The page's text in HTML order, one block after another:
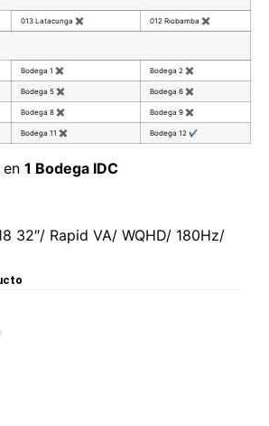
013 Latacunga ✖ 012 Riobamba ✖
Bodega 1 ✖ Bodega 2 ✖
Bodega 5 ✖ Bodega 6 ✖
Bodega 8 ✖ Bodega 9 ✖
Bodega 11 ✖ Bodega 12 ✔
1 Bodega IDC
32″/ Rapid VA/ WQHD/ 180Hz/